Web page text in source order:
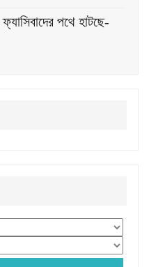
পথে হাটছে-